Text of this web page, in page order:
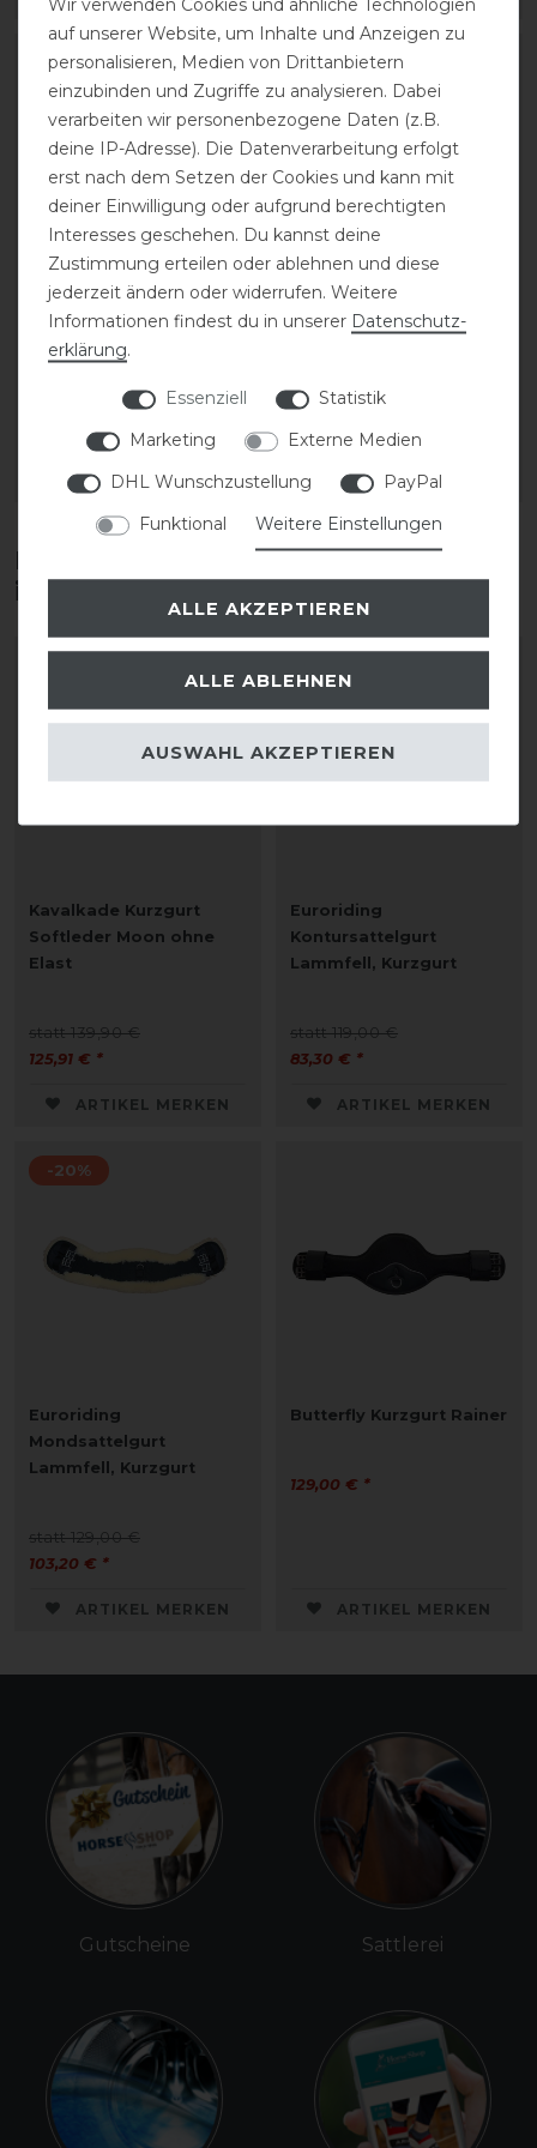
Sunride Leder
ARTIKEL MERKEN
Hufglocken mit Fell
22,90 € *
1 Paar
ARTIKEL MERKEN
Diese Produkte könnten dich auch
interessieren
Kavalkade Kurzgurt
Softleder Moon ohne
Elast
statt 139,90 €
125,91 € *
ARTIKEL MERKEN
Euroriding
Kontursattelgurt
Lammfell, Kurzgurt
statt 119,00 €
83,30 € *
ARTIKEL MERKEN
-20%
Euroriding
Mondsattelgurt
Lammfell, Kurzgurt
statt 129,00 €
103,20 € *
ARTIKEL MERKEN
Butterfly Kurzgurt Rainer
129,00 € *
ARTIKEL MERKEN
Gutscheine Sattlerei
auf unserer Website, um Inhalte und Anzeigen zu
personalisieren, Medien von Drittanbietern
einzubinden und Zugriffe zu analysieren. Dabei
verarbeiten wir personenbezogene Daten (z.B.
deine IP-Adresse). Die Datenverarbeitung erfolgt
erst nach dem Setzen der Cookies und kann mit
deiner Einwilligung oder aufgrund berechtigten
Interesses geschehen. Du kannst deine
Zustimmung erteilen oder ablehnen und diese
jederzeit ändern oder widerrufen. Weitere
Informationen findest du in unserer Daten­schutz­
erklärung.
Essenziell
Statistik
Marketing
Externe Medien
DHL Wunschzustellung
PayPal
Funktional
Weitere Einstellungen
ALLE AKZEPTIEREN
ALLE ABLEHNEN
AUSWAHL AKZEPTIEREN